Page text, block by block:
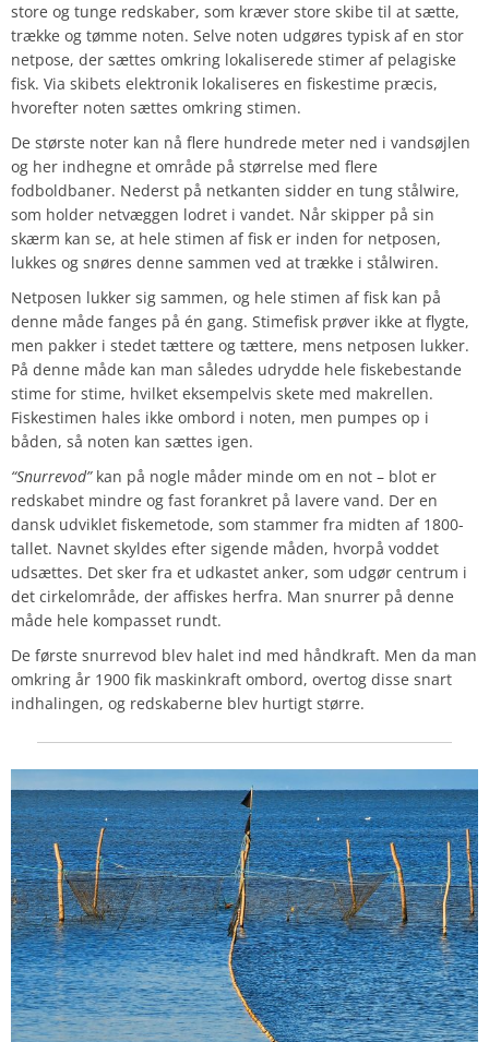
store og tunge redskaber, som kræver store skibe til at sætte,
trække og tømme noten. Selve noten udgøres typisk af en stor
netpose, der sættes omkring lokaliserede stimer af pelagiske
fisk. Via skibets elektronik lokaliseres en fiskestime præcis,
hvorefter noten sættes omkring stimen.
De største noter kan nå flere hundrede meter ned i vandsøjlen
og her indhegne et område på størrelse med flere
fodboldbaner. Nederst på netkanten sidder en tung stålwire,
som holder netvæggen lodret i vandet. Når skipper på sin
skærm kan se, at hele stimen af fisk er inden for netposen,
lukkes og snøres denne sammen ved at trække i stålwiren.
Netposen lukker sig sammen, og hele stimen af fisk kan på
denne måde fanges på én gang. Stimefisk prøver ikke at flygte,
men pakker i stedet tættere og tættere, mens netposen lukker.
På denne måde kan man således udrydde hele fiskebestande
stime for stime, hvilket eksempelvis skete med makrellen.
Fiskestimen hales ikke ombord i noten, men pumpes op i
båden, så noten kan sættes igen.
“Snurrevod”kan på nogle måder minde om en not – blot er
redskabet mindre og fast forankret på lavere vand. Der en
dansk udviklet fiskemetode, som stammer fra midten af 1800-
tallet. Navnet skyldes efter sigende måden, hvorpå voddet
udsættes. Det sker fra et udkastet anker, som udgør centrum i
det cirkelområde, der affiskes herfra. Man snurrer på denne
måde hele kompasset rundt.
De første snurrevod blev halet ind med håndkraft. Men da man
omkring år 1900 fik maskinkraft ombord, overtog disse snart
indhalingen, og redskaberne blev hurtigt større.